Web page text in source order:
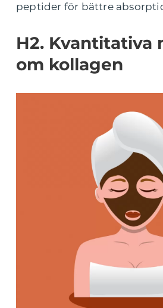
peptider för bättre
H2. Kvantitativa
om kollagen